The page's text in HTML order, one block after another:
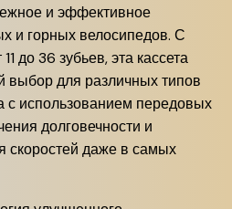
и эффективное
и горных велосипедов. С
до 36 зубьев, эта кассета
выбор для различных типов
с использованием передовых
долговечности и
скоростей даже в самых